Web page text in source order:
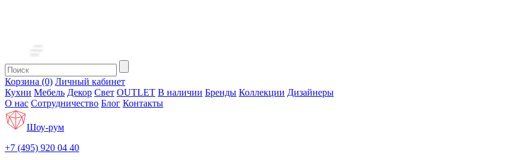
Корзина (0) Личный кабинет
Кухни Мебель Декор Свет OUTLET В наличии Бренды Коллекции Дизайнеры
О нас Сотрудничество Блог Контакты
Шоу-рум
+7 (495) 920 04 40